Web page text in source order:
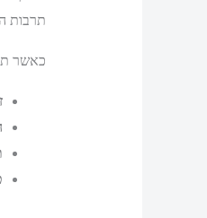
תרבות
כאשר